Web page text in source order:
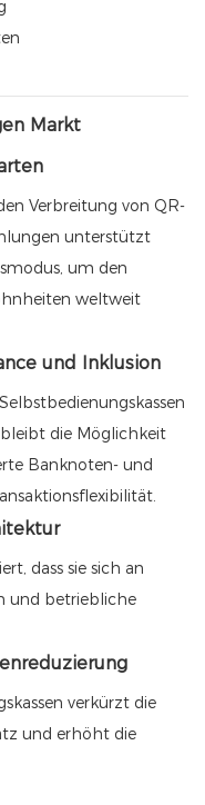
Markt
Verbreitung von QR-
unterstützt
um den
weltweit
und Inklusion
die Möglichkeit
Banknoten- und
dass sie sich an
und betriebliche
verkürzt die
und erhöht die